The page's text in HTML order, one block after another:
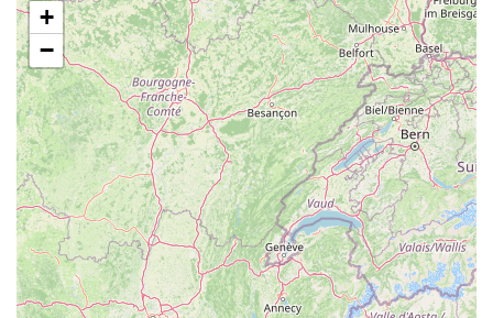
+
−